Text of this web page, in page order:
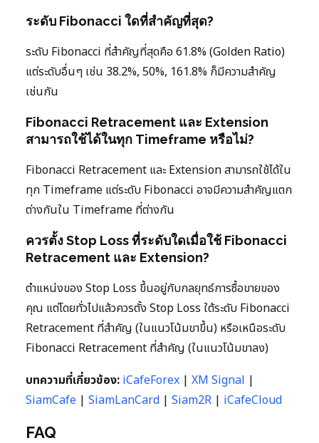
ระดับ Fibonacci ใดที่สำคัญที่สุด?
ระดับ Fibonacci ที่สำคัญที่สุดคือ 61.8% (Golden Ratio)
แต่ระดับอื่นๆ เช่น 38.2%, 50%, 161.8% ก็มีความสำคัญ
เช่นกัน
Fibonacci Retracement และ Extension
สามารถใช้ได้ในทุก Timeframe หรือไม่?
Fibonacci Retracement และ Extension สามารถใช้ได้ใน
ทุก Timeframe แต่ระดับ Fibonacci อาจมีความสำคัญแตก
ต่างกันใน Timeframe ที่ต่างกัน
ควรตั้ง Stop Loss ที่ระดับใดเมื่อใช้ Fibonacci
Retracement และ Extension?
ตำแหน่งของ Stop Loss ขึ้นอยู่กับกลยุทธ์การซื้อขายของ
คุณ แต่โดยทั่วไปแล้วควรตั้ง Stop Loss ใต้ระดับ Fibonacci
Retracement ที่สำคัญ (ในแนวโน้มขาขึ้น) หรือเหนือระดับ
Fibonacci Retracement ที่สำคัญ (ในแนวโน้มขาลง)
บทความที่เกี่ยวข้อง: iCafeForex | XM Signal |
SiamCafe | SiamLanCard | Siam2R | iCafeCloud
FAQ